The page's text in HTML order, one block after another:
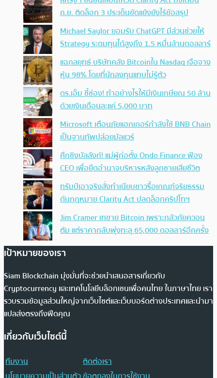
ก.ย. ติดล็อก 3 ประเด็นขัดแย้งยังไร้ข้อสรุป
Michael Saylor ยอมรับ ChatGPT มีส่วนช่วยให้
Strategy ระดมทุนได้สูงถึง 1.5 หมื่นล้านดอลลาร์
แฉกลยุทธ์ บริษัทคลัง Bitcoinใน Nasdaq เจือจาง
หุ้น 98% โดยที่นักลงทุนแทบไม่รู้ตัว
ดร.เอ็ม ชี้ช่อง! ทำอย่างไรให้มีเงินเกษียณ 50 ล้าน
ด้วยเงินเดือนละแค่ 5,000 บาท
Microsoft เตือนภัยแฮกเกอร์กำลังใช้ BNB Chain
เป็นฐานทัพปล่อยมัลแวร์
ศึกชิงบัลลังก์! แม่ผู้ก่อตั้ง Ondo Finance ฟ้อง
CEO เพื่อยึดอำนาจบริหารหลังลูกชายเสียชีวิต
ทรัมป์เอาจริง สั่งทำเนียบขาวรื้อเกณฑ์จริยธรรม
ดันกฎหมาย Clarity Act ปลดล็อกคริปโทฯ
Jim Cramer เทขาย Bitcoin เพราะกลัวภัยควอน
ตัม แต่ราคากลับพุ่งทะลุ 65,000 ดอลลาร์อีกครั้ง
เป้าหมายของเรา
Siam Blockchain มุ่งมั่นที่จะช่วยนำเสนอสารเกี่ยวกับ
Cryptocurrency และเทคโนโลยีบล็อกเชนเพื่อคนไทย ในภาษาไทย เรา
รวบรวมข้อมูลส่วนใหญ่จากเว็บไซต์และเว็บบอร์ดต่างประเทศและนำมา
แปลส่งตรงถึงฟีดคุณ
เกี่ยวกับเว็บไซต์นี้
ทีมงาน
ติดต่อเรา